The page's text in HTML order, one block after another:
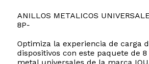
ANILLOS METALICOS
8P-
Optimiza la experiencia de carga
dispositivos con este paquete de